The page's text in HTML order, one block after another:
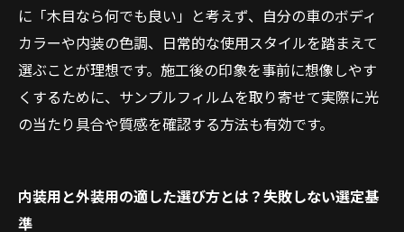
に「木目なら何でも良い」と考えず、自分の車のボディ
カラーや内装の色調、日常的な使用スタイルを踏まえて
選ぶことが理想です。施工後の印象を事前に想像しやす
くするために、サンプルフィルムを取り寄せて実際に光
の当たり具合や質感を確認する方法も有効です。
内装用と外装用の適した選び方とは？失敗しない選定基
準